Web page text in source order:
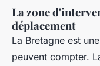
La zone
déplacement
La Bretagne est
peuvent compter.